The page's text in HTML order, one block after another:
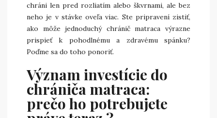
chráni len pred rozliatím alebo škvrnami, ale bez
neho je v stávke oveľa viac. Ste pripravení zistiť,
ako môže jednoduchý chránič matraca výrazne
prispieť k pohodlnému a zdravému spánku?
Poďme sa do toho ponoriť.
Význam investície do
chrániča matraca:
prečo ho potrebujete